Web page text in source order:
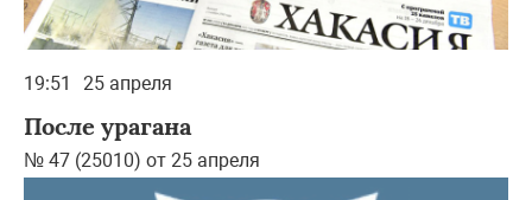
19:51 25 апреля
После урагана
№ 47 (25010) от 25 апреля